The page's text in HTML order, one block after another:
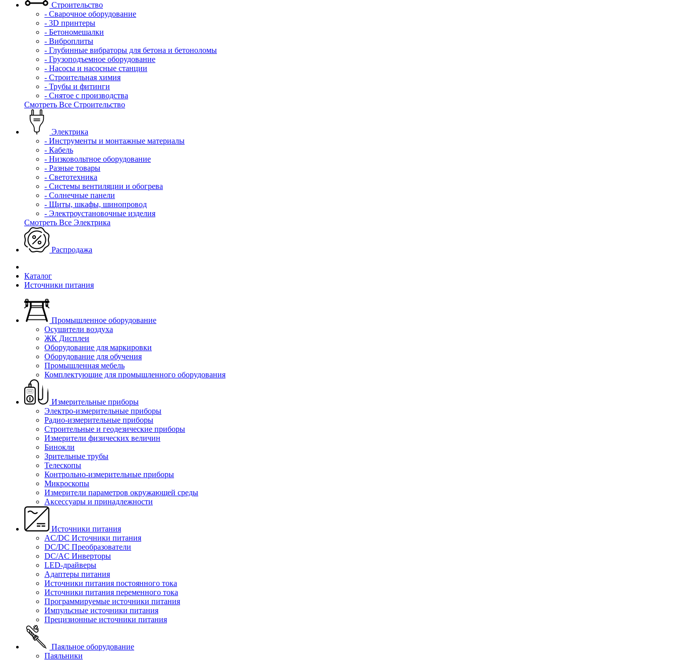
Строительство
- Сварочное оборудование
- 3D принтеры
- Бетономешалки
- Виброплиты
- Глубинные вибраторы для бетона и бетоноломы
- Грузоподъемное оборудование
- Насосы и насосные станции
- Строительная химия
- Трубы и фитинги
- Снятое с производства
Смотреть Все Строительство
Электрика
- Инструменты и монтажные материалы
- Кабель
- Низковольтное оборудование
- Разные товары
- Светотехника
- Системы вентиляции и обогрева
- Солнечные панели
- Щиты, шкафы, шинопровод
- Электроустановочные изделия
Смотреть Все Электрика
Распродажа
Каталог
Источники питания
Промышленное оборудование
Осушители воздуха
ЖК Дисплеи
Оборудование для маркировки
Оборудование для обучения
Промышленная мебель
Комплектующие для промышленного оборудования
Измерительные приборы
Электро-измерительные приборы
Радио-измерительные приборы
Строительные и геодезические приборы
Измерители физических величин
Бинокли
Зрительные трубы
Телескопы
Контрольно-измерительные приборы
Микроскопы
Измерители параметров окружающей среды
Аксессуары и принадлежности
Источники питания
AC/DC Источники питания
DC/DC Преобразователи
DC/AC Инверторы
LED-драйверы
Адаптеры питания
Источники питания постоянного тока
Источники питания переменного тока
Программируемые источники питания
Импульсные источники питания
Прецизионные источники питания
Паяльное оборудование
Паяльники